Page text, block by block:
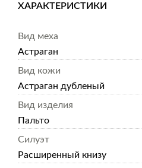
ХАРАКТЕРИСТИКИ
Вид меха
Астраган
Вид кожи
Астраган дубленый
Вид изделия
Пальто
Силуэт
Расширенный книзу